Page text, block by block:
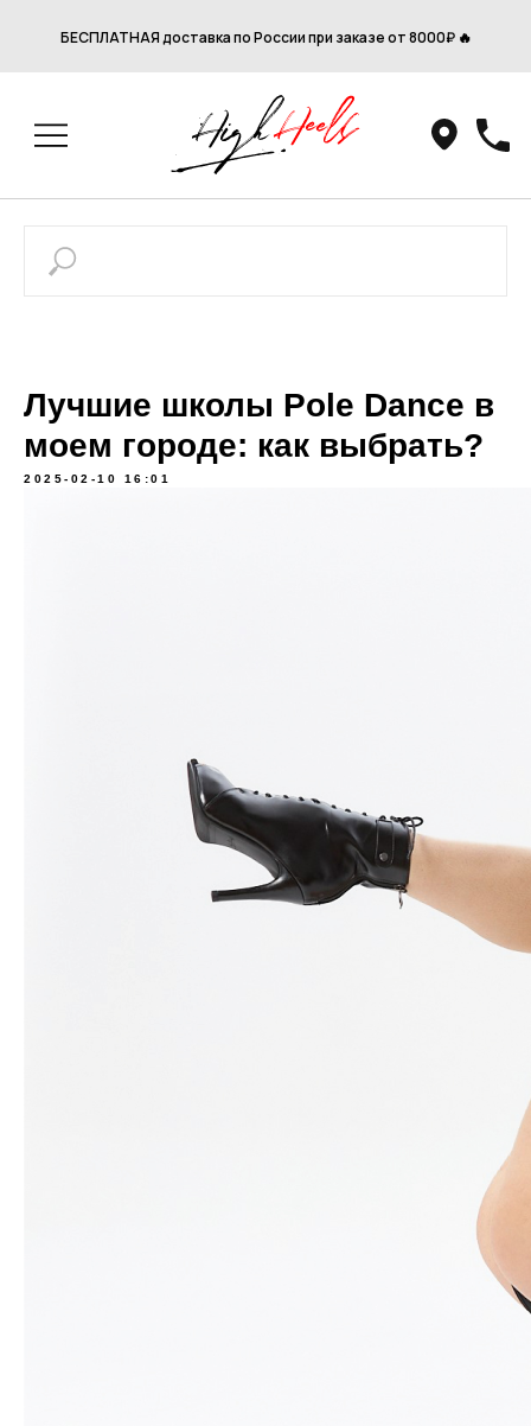
БЕСПЛАТНАЯ доставка по России при заказе от 8000₽ 🔥
Лучшие школы Pole Dance в
моем городе: как выбрать?
2025-02-10 16:01